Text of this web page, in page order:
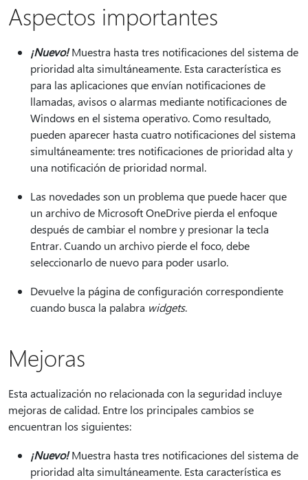
Aspectos importantes
¡Nuevo!Muestra hasta tres notificaciones del sistema de
prioridad alta simultáneamente. Esta característica es
para las aplicaciones que envían notificaciones de
llamadas, avisos o alarmas mediante notificaciones de
Windows en el sistema operativo. Como resultado,
pueden aparecer hasta cuatro notificaciones del sistema
simultáneamente: tres notificaciones de prioridad alta y
una notificación de prioridad normal.
Las novedades son un problema que puede hacer que
un archivo de Microsoft OneDrive pierda el enfoque
después de cambiar el nombre y presionar la tecla
Entrar. Cuando un archivo pierde el foco, debe
seleccionarlo de nuevo para poder usarlo.
Devuelve la página de configuración correspondiente
cuando busca la palabra widgets.
Mejoras
Esta actualización no relacionada con la seguridad incluye
mejoras de calidad. Entre los principales cambios se
encuentran los siguientes:
¡Nuevo!Muestra hasta tres notificaciones del sistema de
prioridad alta simultáneamente. Esta característica es